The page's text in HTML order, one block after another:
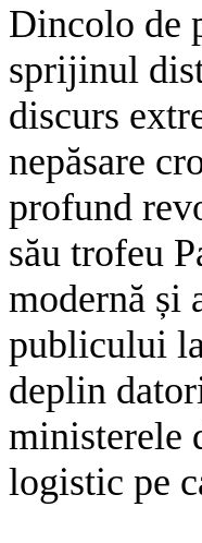
Dincolo de
sprijinul
discurs
nepăsare
profund
său trofeu
modernă și
publicului
deplin
ministerele
logistic pe